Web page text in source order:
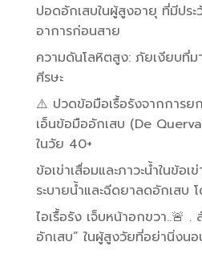
ปอดอักเสบในผู้สูงอายุ ที่มีประ
อาการก่อนสาย
ความดันโลหิตสูง: ภัยเงียบที่
ศีรษะ
⚠️ ปวดข้อมือเรื้อรังจากการย
เอ็นข้อมืออักเสบ (De
ในวัย 40+
ข้อเข่าเสื่อมและภาวะน้ำในข้อ
ระบายน้ำและฉีดยาลดอักเส
ไอเรื้อรัง เจ็บหน้าอกขวา
อักเสบ” ในผู้สูงวัยที่อย่านิ่งนอ